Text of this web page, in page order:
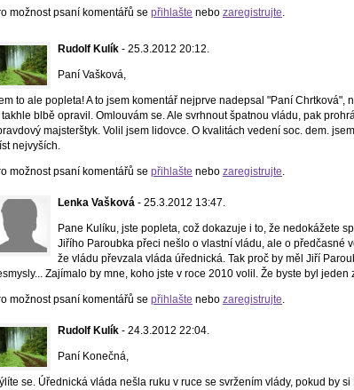
možnost psaní komentářů se přihlašte nebo zaregistrujte.
Rudolf Kulík - 25.3.2012 20:12.
Paní Vašková,
to ale popleta! A to jsem komentář nejprve nadepsal "Paní Chrtková",
takhle blbě opravil. Omlouvám se. Ale svrhnout špatnou vládu, pak
majsterštyk. Volil jsem lidovce. O kvalitách vedení soc. dem.
nejvyších.
možnost psaní komentářů se přihlašte nebo zaregistrujte.
Lenka Vašková - 25.3.2012 13:47.
Pane Kulíku, jste popleta, což dokazuje i to, že nedokážete
Jiřího Paroubka přeci nešlo o vlastní vládu, ale o předčasné
že vládu převzala vláda úřednická. Tak proč by měl Jiří
Zajímalo by mne, koho jste v roce 2010 volil. Že byste byl jeden
možnost psaní komentářů se přihlašte nebo zaregistrujte.
Rudolf Kulík - 24.3.2012 22:04.
Paní Konečná,
se. Úřednická vláda nešla ruku v ruce se svržením vlády, pokud by